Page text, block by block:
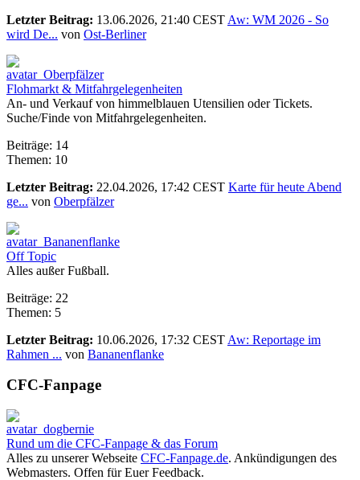
Letzter Beitrag: 13.06.2026, 21:40 CEST Aw: WM 2026 - So
wird De... von Ost-Berliner
Flohmarkt & Mitfahrgelegenheiten
An- und Verkauf von himmelblauen Utensilien oder Tickets.
Suche/Finde von Mitfahrgelegenheiten.
Beiträge: 14
Themen: 10
Letzter Beitrag: 22.04.2026, 17:42 CEST Karte für heute Abend
ge... von Oberpfälzer
Off Topic
Alles außer Fußball.
Beiträge: 22
Themen: 5
Letzter Beitrag: 10.06.2026, 17:32 CEST Aw: Reportage im
Rahmen ... von Bananenflanke
CFC-Fanpage
Rund um die CFC-Fanpage & das Forum
Alles zu unserer Webseite CFC-Fanpage.de. Ankündigungen des
Webmasters. Offen für Euer Feedback.